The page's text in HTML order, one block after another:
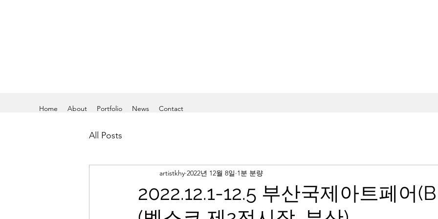
Home About Portfolio News Contact
All Posts
2022.12.1-12.5 부산국제아트페어
artistkhy 2022년 12월 8일 1분 분량